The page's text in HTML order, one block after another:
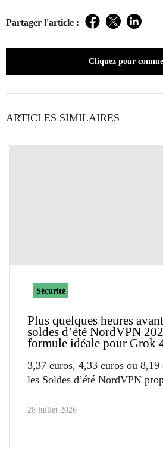
Partager l'article : Facebook
Twitter
Cliquez pour
ARTICLES SIMILAIRES
Sécurité
Plus quelques heures
soldes d’été NordVPN
formule idéale pour Grok
3,37 euros, 4,33 euros ou 8,19
les Soldes d’été NordVPN
28 juillet 2026